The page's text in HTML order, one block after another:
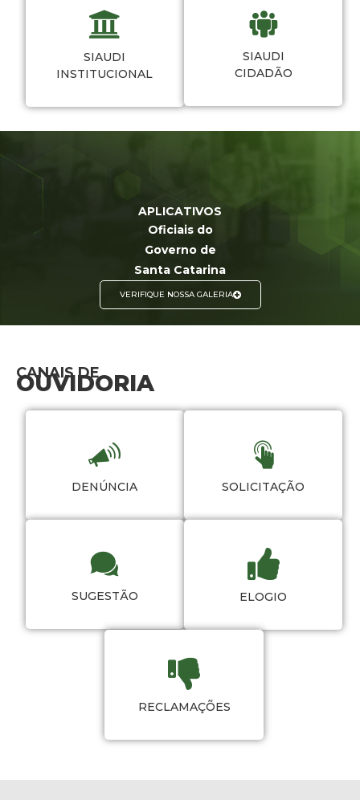
SIAUDI
INSTITUCIONAL
SIAUDI
CIDADÃO
APLICATIVOS
Oficiais do
Governo de
Santa Catarina
VERIFIQUE NOSSA GALERIA
CANAIS DE
OUVIDORIA
DENÚNCIA SOLICITAÇÃO
SUGESTÃO ELOGIO
RECLAMAÇÕES